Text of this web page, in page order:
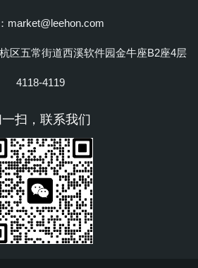
market@leehon.com
区五常街道西溪软件园金牛座B2座4层
4118-4119
扫，联系我们